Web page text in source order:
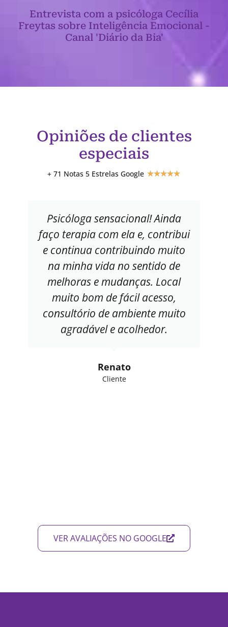
Entrevista com a psicóloga Cecília
Freytas sobre Inteligência Emocional -
Canal 'Diário da Bia'
Opiniões de clientes
especiais
+ 71 Notas 5 Estrelas Google ★★★★★
Psicóloga sensacional! Ainda
faço terapia com ela e, contribui
e continua contribuindo muito
na minha vida no sentido de
melhoras e mudanças. Local
muito bom de fácil acesso,
consultório de ambiente muito
agradável e acolhedor.
Renato
Cliente
VER AVALIAÇÕES NO GOOGLE